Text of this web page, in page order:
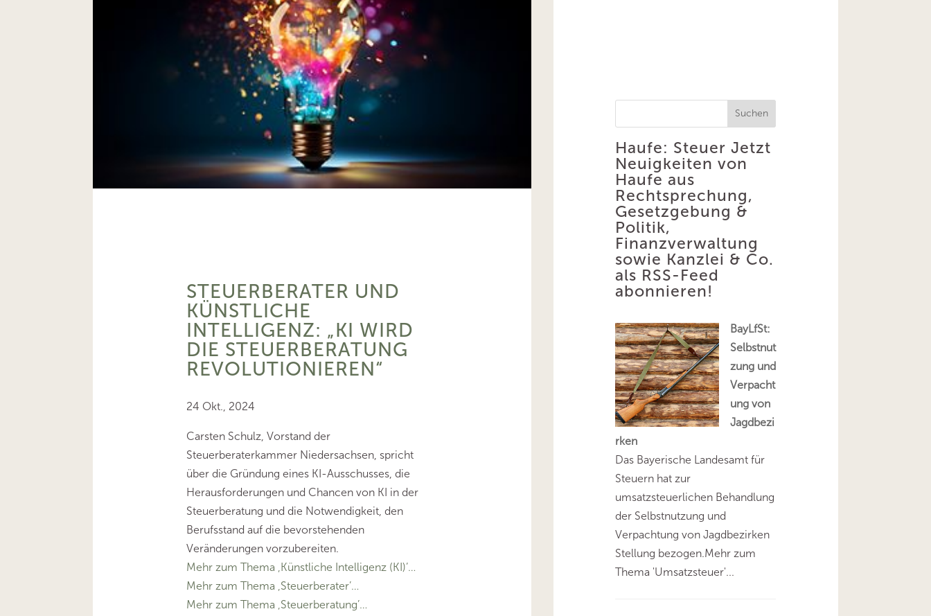
STEUERBERATER UND
KÜNSTLICHE
INTELLIGENZ: „KI WIRD
DIE STEUERBERATUNG
REVOLUTIONIEREN“
24 Okt., 2024
Carsten Schulz, Vorstand der
Steuerberaterkammer Niedersachsen, spricht
über die Gründung eines KI-Ausschusses, die
Herausforderungen und Chancen von KI in der
Steuerberatung und die Notwendigkeit, den
Berufsstand auf die bevorstehenden
Veränderungen vorzubereiten.
Mehr zum Thema ‚Künstliche Intelligenz (KI)’…
Mehr zum Thema ‚Steuerberater’…
Mehr zum Thema ‚Steuerberatung’…
Suchen
Haufe: Steuer Jetzt
Neuigkeiten von
Haufe aus
Rechtsprechung,
Gesetzgebung &
Politik,
Finanzverwaltung
sowie Kanzlei & Co.
als RSS-Feed
abonnieren!
BayLfSt:
Selbstnut
zung und
Verpacht
ung von
Jagdbezi
rken
Das Bayerische Landesamt für
Steuern hat zur
umsatzsteuerlichen Behandlung
der Selbstnutzung und
Verpachtung von Jagdbezirken
Stellung bezogen.Mehr zum
Thema 'Umsatzsteuer'...